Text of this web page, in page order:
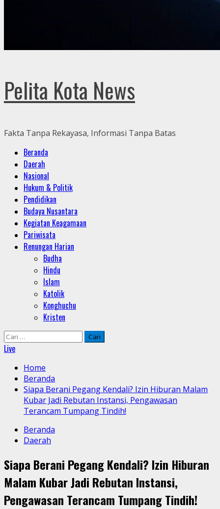
Pelita Kota News
Fakta Tanpa Rekayasa, Informasi Tanpa Batas
Primary
Menu
Beranda
Daerah
Nasional
Hukum & Politik
Pendidikan
Budaya Nusantara
Kegiatan Keagamaan
Pariwisata
Renungan Harian
Budha
Hindu
Islam
Katolik
Konghuchu
Kristen
Cari
untuk:
Live
Home
Beranda
Siapa Berani Pegang Kendali? Izin Hiburan Malam
Kubar Jadi Rebutan Instansi, Pengawasan
Terancam Tumpang Tindih!
Beranda
Daerah
Siapa Berani Pegang Kendali? Izin Hiburan
Malam Kubar Jadi Rebutan Instansi,
Pengawasan Terancam Tumpang Tindih!